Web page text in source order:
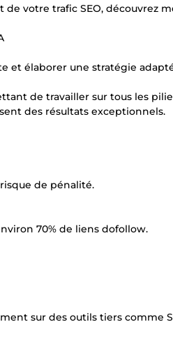
votre trafic SEO, découvrez
et élaborer une stratégie
de travailler sur tous les
des résultats exceptionnels.
de pénalité.
70% de liens dofollow.
sur des outils tiers comme